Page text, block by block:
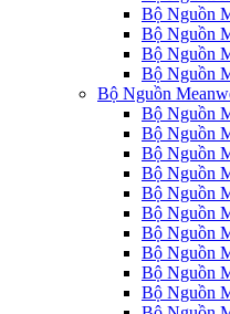
Bộ Nguồn
Bộ Nguồn
Bộ Nguồn
Bộ Nguồn
Bộ Nguồn
Bộ Nguồn
Bộ Nguồn
Bộ Nguồn
Bộ Nguồn
Bộ Nguồn
Bộ Nguồn
Bộ Nguồn
Bộ Nguồn
Bộ Nguồn
Bộ Nguồn